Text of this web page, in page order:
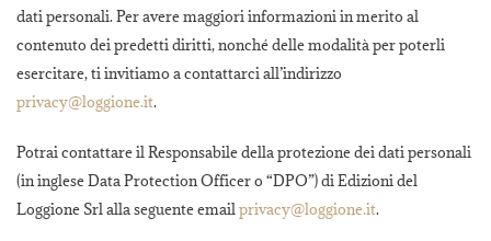
dati personali. Per avere maggiori informazioni in merito al
contenuto dei predetti diritti, nonché delle modalità per poterli
esercitare, ti invitiamo a contattarci all’indirizzo
privacy@loggione.it.
Potrai contattare il Responsabile della protezione dei dati personali
(in inglese Data Protection Officer o “DPO”) di Edizioni del
Loggione Srl alla seguente emailprivacy@loggione.it.